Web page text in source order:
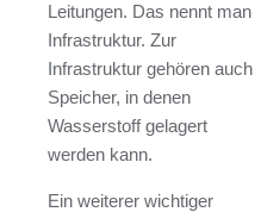
Leitungen. Das nennt man
Infrastruktur. Zur
Infrastruktur gehören auch
Speicher, in denen
Wasserstoff gelagert
werden kann.
Ein weiterer wichtiger